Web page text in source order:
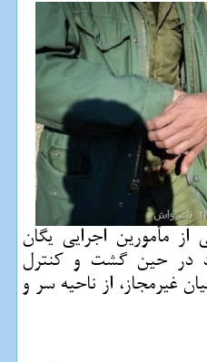
مأمورین اجرایی یگان
در حین گشت و كنترل
غیرمجاز، از ناحیه سر و